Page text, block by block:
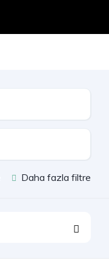
Daha fazla filtre